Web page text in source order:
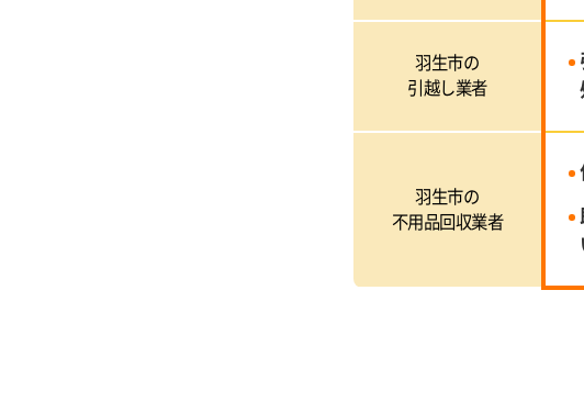
羽生市の
引越し業者
羽生市の
不用品回収業者